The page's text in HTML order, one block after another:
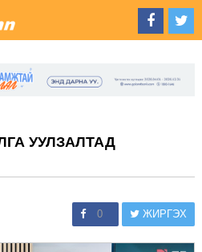
УУЛЗАЛТАД
0 ЖИРГЭХ